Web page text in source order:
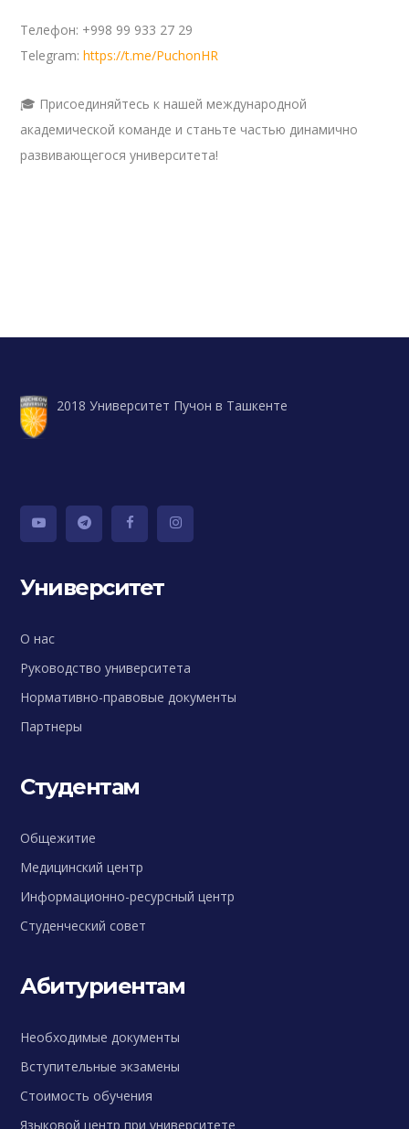
Телефон: +998 99 933 27 29
Telegram:https://t.me/PuchonHR
🎓 Присоединяйтесь к нашей международной
академической команде и станьте частью динамично
развивающегося университета!
2018 Университет Пучон в Ташкенте
Университет
О нас
Руководство университета
Нормативно-правовые документы
Партнеры
Студентам
Общежитие
Медицинский центр
Информационно-ресурсный центр
Студенческий совет
Абитуриентам
Необходимые документы
Вступительные экзамены
Стоимость обучения
Языковой центр при университете